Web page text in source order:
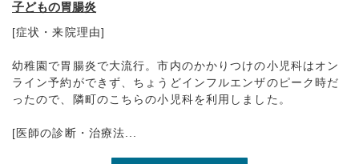
子どもの胃腸炎
[症状・来院理由]
幼稚園で胃腸炎で大流行。市内のかかりつけの小児科はオン
ライン予約ができず、ちょうどインフルエンザのピーク時だ
ったので、隣町のこちらの小児科を利用しました。
[医師の診断・治療法...